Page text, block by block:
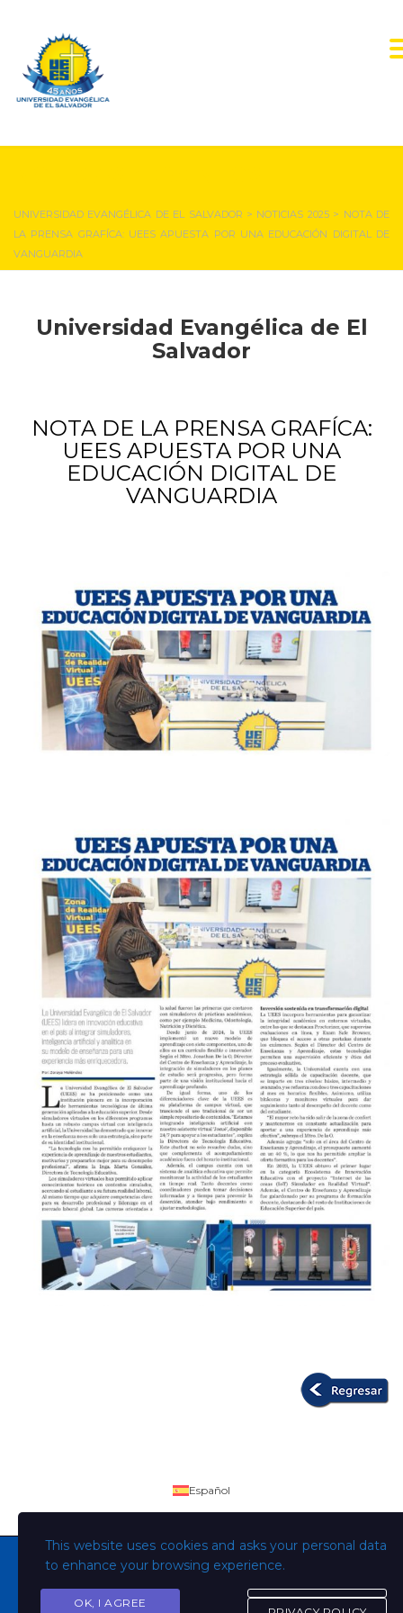
UNIVERSIDAD EVANGÉLICA DE EL SALVADOR > NOTICIAS 2025> NOTA DE
LA PRENSA GRAFÍCA: UEES APUESTA POR UNA EDUCACIÓN DIGITAL DE
VANGUARDIA
Universidad Evangélica de El
Salvador
NOTA DE LA PRENSA GRAFÍCA:
UEES APUESTA POR UNA
EDUCACIÓN DIGITAL DE
VANGUARDIA
This website uses cookies and asks your personal data
to enhance your browsing experience.
OK, I AGREE
Español